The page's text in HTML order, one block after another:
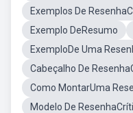
Exemplos De
Exemplo DeResumo
ExemploDe Uma
Cabeçalho De
Como MontarUma
Modelo De